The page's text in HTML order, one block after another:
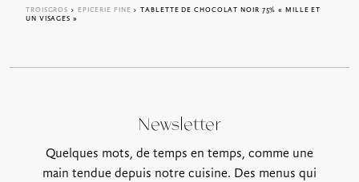
TROISGROS > EPICERIE FINE > TABLETTE DE CHOCOLAT NOIR 75% « MILLE ET
UN VISAGES »
Newsletter
Quelques mots, de temps en temps, comme une
main tendue depuis notre cuisine. Des menus qui